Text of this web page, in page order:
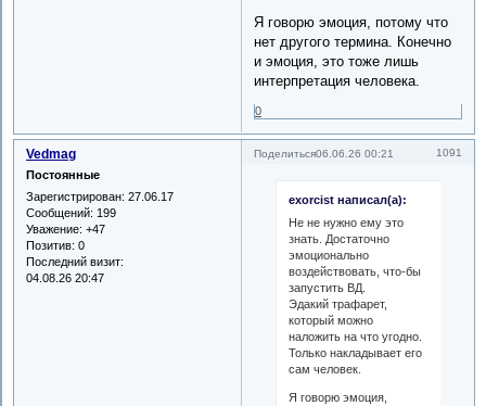
Я говорю эмоция, потому что
нет другого термина. Конечно
и эмоция, это тоже лишь
интерпретация человека.
0
Поделиться 1091
06.06.26 00:21
Vedmag
Постоянные
Зарегистрирован: 27.06.17
Сообщений: 199
Уважение: +47
Позитив: 0
Последний визит:
04.08.26 20:47
exorcist написал(а):
Не не нужно ему это
знать. Достаточно
эмоционально
воздействовать, что-бы
запустить ВД.
Эдакий трафарет,
который можно
наложить на что угодно.
Только накладывает его
сам человек.
Я говорю эмоция,